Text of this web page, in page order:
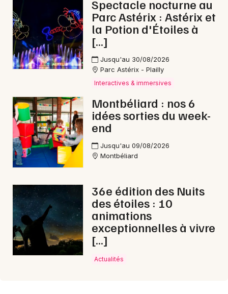
Spectacle nocturne au
Parc Astérix : Astérix et
la Potion d'Étoiles à
[…]
Jusqu'au 30/08/2026
Parc Astérix - Plailly
Interactives & immersives
Montbéliard : nos 6
idées sorties du week-
end
Jusqu'au 09/08/2026
Montbéliard
36e édition des Nuits
des étoiles : 10
animations
exceptionnelles à vivre
[…]
Actualités